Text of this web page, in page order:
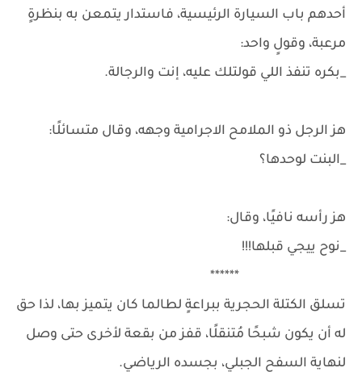
أحدهم باب السيارة الرئيسية، فاستدار يتمعن به بنظرةٍ
مرعبة، وقولٍ واحد:
_بكره تنفذ اللي قولتلك عليه، إنت والرجالة.
هز الرجل ذو الملامح الاجرامية وجهه، وقال متسائلًا:
_البنت لوحدها؟
هز رأسه نافيًا، وقال:
_نوح ييجي قبلها!!!
******
تسلق الكتلة الحجرية ببراعةٍ لطالما كان يتميز بها، لذا حق
له أن يكون شبحًا مُتنقلًا، قفز من بقعة لأخرى حتى وصل
لنهاية السفح الجبلي، بجسده الرياضي.